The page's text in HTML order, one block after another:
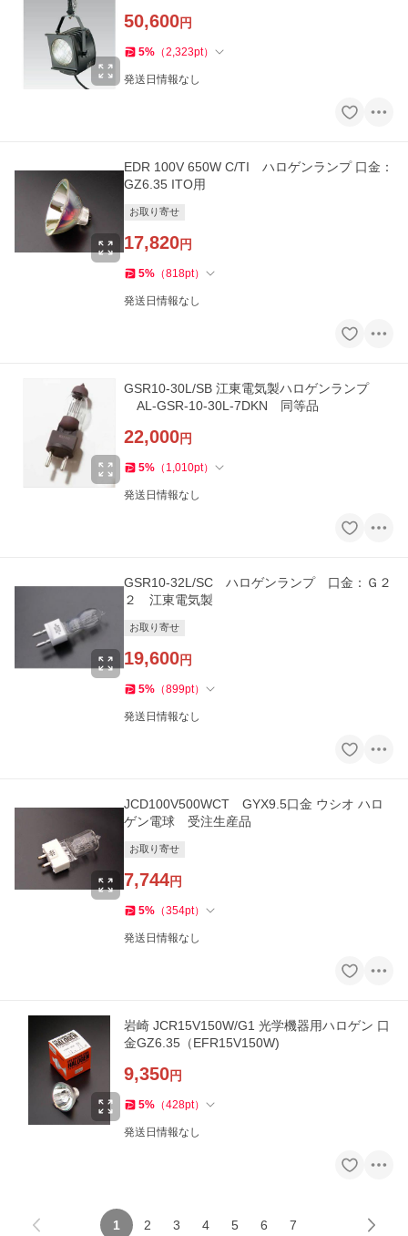
50,600円
5% （2,323pt）
発送日情報なし
EDR 100V 650W C/TI ハロゲンランプ 口金：
GZ6.35 ITO用
お取り寄せ
17,820円
5% （818pt）
発送日情報なし
GSR10-30L/SB 江東電気製ハロゲンランプ
AL-GSR-10-30L-7DKN 同等品
22,000円
5% （ 1,010pt）
発送日情報なし
GSR10-32L/SC ハロゲンランプ 口金：Ｇ２
２ 江東電気製
お取り寄せ
19,600円
5% （899pt）
発送日情報なし
JCD100V500WCT GYX9.5口金 ウシオ ハロ
ゲン電球 受注生産品
お取り寄せ
7,744円
5% （354pt）
発送日情報なし
岩崎 JCR15V150W/G1 光学機器用ハロゲン 口
金GZ6.35（EFR15V150W)
9,350円
5% （428pt）
発送日情報なし
1 2 3 4 5 6 7